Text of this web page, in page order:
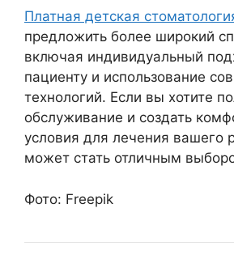
Платная детская
предложить более широкий
включая индивидуальный
пациенту и использование
технологий. Если вы хотите
обслуживание и создать
условия для лечения вашего
может стать отличным
Фото: Freepik